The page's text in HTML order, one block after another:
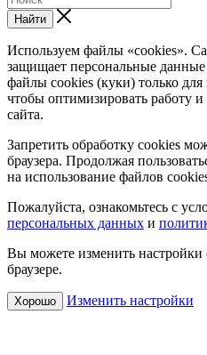
Найти
Используем файлы «cookies».
защищает персональные данные
файлы cookies (куки) только для
чтобы оптимизировать работу
сайта.
Запретить обработку cookies
браузера. Продолжая
на использование файлов
Пожалуйста, ознакомьтесь с
персональных данных и
Вы можете изменить
браузере.
Хорошо Изменить настройки